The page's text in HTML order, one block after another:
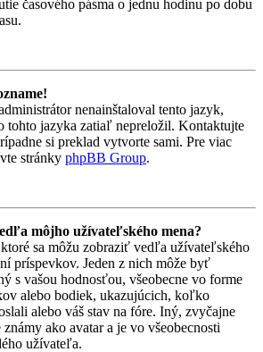
časového pásma o jednu hodinu po dobu
nenainštaloval tento jazyk,
tohto jazyka zatiaľ nepreložil. Kontaktujte
si preklad vytvorte sami. Pre viac
stránky phpBB Group.
môjho užívateľského mena?
sa môžu zobraziť vedľa užívateľského
príspevkov. Jeden z nich môže byť
s vašou hodnosťou, všeobecne vo forme
alebo bodiek, ukazujúcich, koľko
alebo váš stav na fóre. Iný, zvyčajne
ako avatar a je vo všeobecnosti
užívateľa.